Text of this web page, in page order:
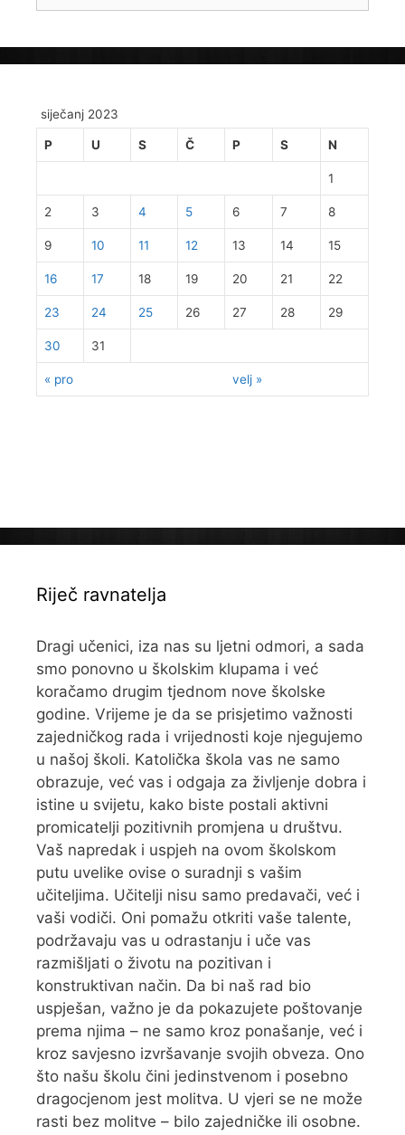
siječanj 2023
P U S Č P S N
« pro velj »
1
2 3 4 5 6 7 8
9 10 11 12 13 14 15
16 17 18 19 20 21 22
23 24 25 26 27 28 29
30 31
Riječ ravnatelja
Dragi učenici, iza nas su ljetni odmori, a sada
smo ponovno u školskim klupama i već
koračamo drugim tjednom nove školske
godine. Vrijeme je da se prisjetimo važnosti
zajedničkog rada i vrijednosti koje njegujemo
u našoj školi. Katolička škola vas ne samo
obrazuje, već vas i odgaja za življenje dobra i
istine u svijetu, kako biste postali aktivni
promicatelji pozitivnih promjena u društvu.
Vaš napredak i uspjeh na ovom školskom
putu uvelike ovise o suradnji s vašim
učiteljima. Učitelji nisu samo predavači, već i
vaši vodiči. Oni pomažu otkriti vaše talente,
podržavaju vas u odrastanju i uče vas
razmišljati o životu na pozitivan i
konstruktivan način. Da bi naš rad bio
uspješan, važno je da pokazujete poštovanje
prema njima – ne samo kroz ponašanje, već i
kroz savjesno izvršavanje svojih obveza. Ono
što našu školu čini jedinstvenom i posebno
dragocjenom jest molitva. U vjeri se ne može
rasti bez molitve – bilo zajedničke ili osobne.